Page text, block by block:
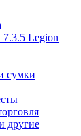
Legion
сумки
другие